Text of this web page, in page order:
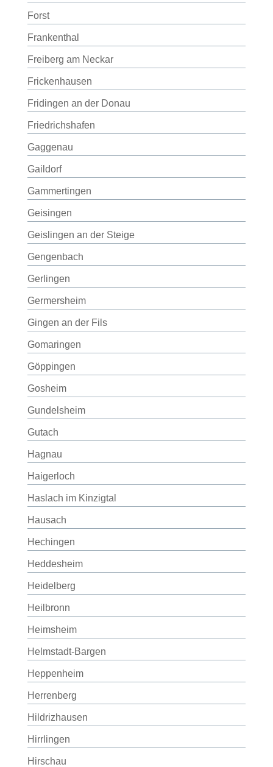
Forst
Frankenthal
Freiberg am Neckar
Frickenhausen
Fridingen an der Donau
Friedrichshafen
Gaggenau
Gaildorf
Gammertingen
Geisingen
Geislingen an der Steige
Gengenbach
Gerlingen
Germersheim
Gingen an der Fils
Gomaringen
Göppingen
Gosheim
Gundelsheim
Gutach
Hagnau
Haigerloch
Haslach im Kinzigtal
Hausach
Hechingen
Heddesheim
Heidelberg
Heilbronn
Heimsheim
Helmstadt-Bargen
Heppenheim
Herrenberg
Hildrizhausen
Hirrlingen
Hirschau